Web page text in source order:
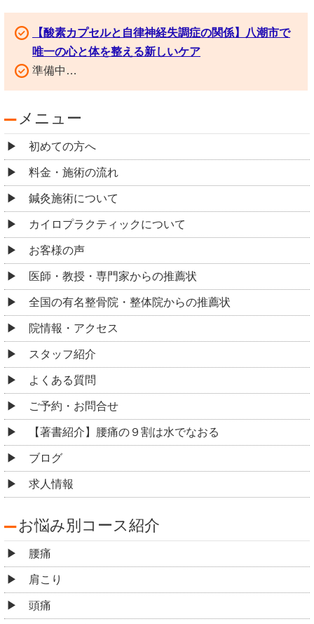
【酸素カプセルと自律神経失調症の関係】八潮市で
唯一の心と体を整える新しいケア
準備中…
メニュー
初めての方へ
料金・施術の流れ
鍼灸施術について
カイロプラクティックについて
お客様の声
医師・教授・専門家からの推薦状
全国の有名整骨院・整体院からの推薦状
院情報・アクセス
スタッフ紹介
よくある質問
ご予約・お問合せ
【著書紹介】腰痛の９割は水でなおる
ブログ
求人情報
お悩み別コース紹介
腰痛
肩こり
頭痛